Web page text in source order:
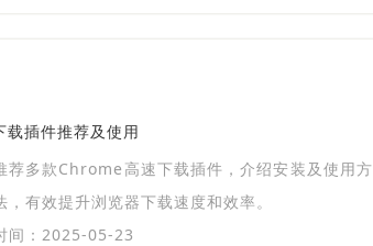
插件推荐及使用
荐多款Chrome高速下载插件，介绍安装及使用方
，有效提升浏览器下载速度和效率。
间：2025-05-23